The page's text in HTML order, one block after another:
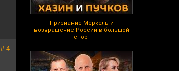
Признание Меркель и
возвращение России в большой
спорт
# 4